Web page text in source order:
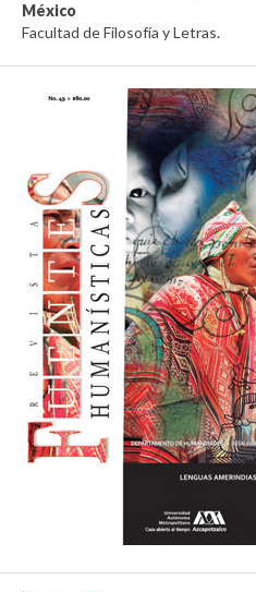
México
Facultad de Filosofía y Letras.